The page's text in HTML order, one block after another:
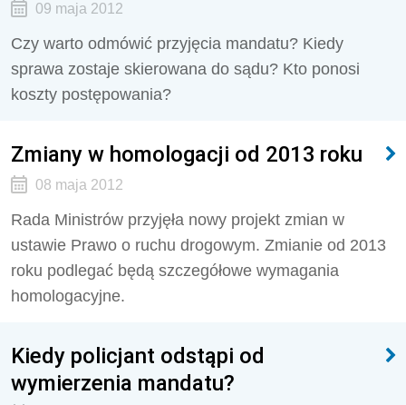
09 maja 2012
Czy warto odmówić przyjęcia mandatu? Kiedy
sprawa zostaje skierowana do sądu? Kto ponosi
koszty postępowania?
Zmiany w homologacji od 2013 roku
08 maja 2012
Rada Ministrów przyjęła nowy projekt zmian w
ustawie Prawo o ruchu drogowym. Zmianie od 2013
roku podlegać będą szczegółowe wymagania
homologacyjne.
Kiedy policjant odstąpi od
wymierzenia mandatu?